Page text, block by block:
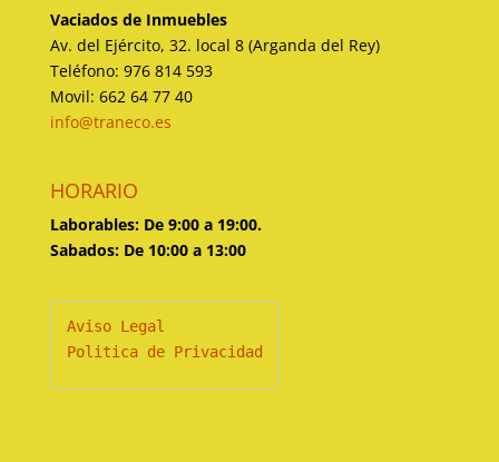
Vaciados de Inmuebles
Av. del Ejército, 32. local 8 (Arganda del Rey)
Teléfono: 976 814 593
Movil: 662 64 77 40
info@traneco.es
HORARIO
Laborables: De 9:00 a 19:00.
Sabados: De 10:00 a 13:00
Politica de Privacidad